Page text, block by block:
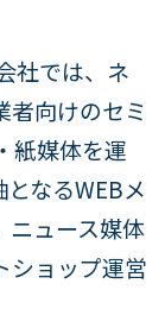
社では、ネ
者向けのセミ
紙媒体を運
なるWEBメ
ニュース媒体
ショップ運営